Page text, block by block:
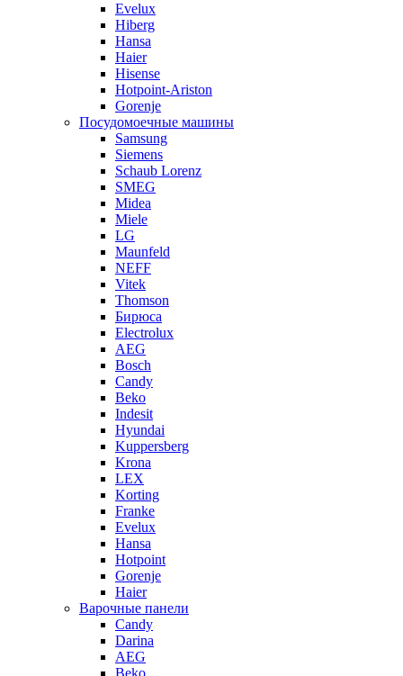
Evelux
Hiberg
Hansa
Haier
Hisense
Hotpoint-Ariston
Gorenje
Посудомоечные машины
Samsung
Siemens
Schaub Lorenz
SMEG
Midea
Miele
LG
Maunfeld
NEFF
Vitek
Thomson
Бирюса
Electrolux
AEG
Bosch
Candy
Beko
Indesit
Hyundai
Kuppersberg
Krona
LEX
Korting
Franke
Evelux
Hansa
Hotpoint
Gorenje
Haier
Варочные панели
Candy
Darina
AEG